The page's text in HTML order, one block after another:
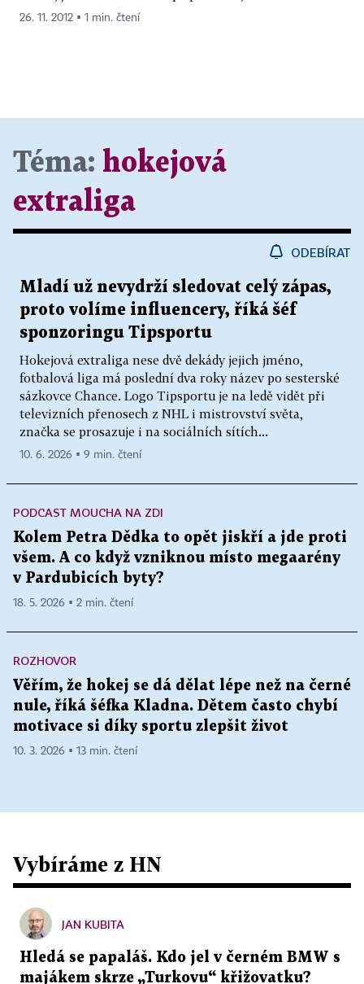
26. 11. 2012 ▪ 1 min. čtení
Téma: hokejová
extraliga
ODEBÍRAT
Mladí už nevydrží sledovat celý zápas,
proto volíme influencery, říká šéf
sponzoringu Tipsportu
Hokejová extraliga nese dvě dekády jejich jméno,
fotbalová liga má poslední dva roky název po sesterské
sázkovce Chance. Logo Tipsportu je na ledě vidět při
televizních přenosech z NHL i mistrovství světa,
značka se prosazuje i na sociálních sítích...
10. 6. 2026 ▪ 9 min. čtení
PODCAST MOUCHA NA ZDI
Kolem Petra Dědka to opět jiskří a jde proti
všem. A co když vzniknou místo megaarény
v Pardubicích byty?
18. 5. 2026 ▪ 2 min. čtení
ROZHOVOR
Věřím, že hokej se dá dělat lépe než na černé
nule, říká šéfka Kladna. Dětem často chybí
motivace si díky sportu zlepšit život
10. 3. 2026 ▪ 13 min. čtení
Vybíráme z HN
JAN KUBITA
Hledá se papaláš. Kdo jel v černém BMW s
majákem skrze „Turkovu“ křižovatku?